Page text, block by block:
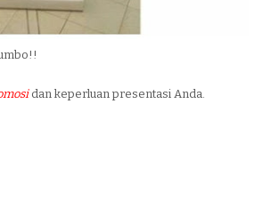
dan keperluan presentasi Anda.